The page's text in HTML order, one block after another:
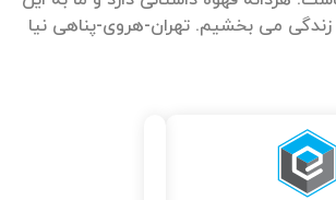
می بخشیم. تهران-هروی-پناهی نیا